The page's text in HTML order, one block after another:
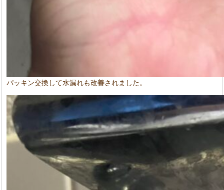
パッキン交換して水漏れも改善されました。